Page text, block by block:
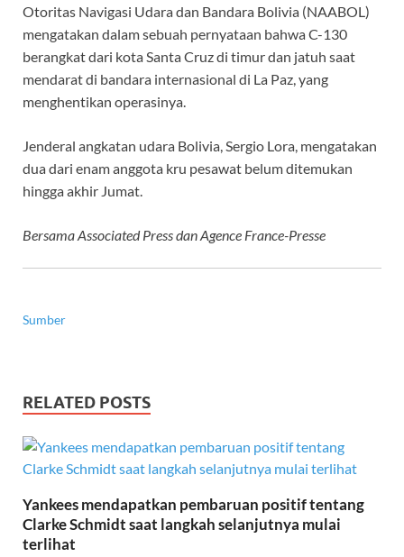
Otoritas Navigasi Udara dan Bandara Bolivia (NAABOL)
mengatakan dalam sebuah pernyataan bahwa C-130
berangkat dari kota Santa Cruz di timur dan jatuh saat
mendarat di bandara internasional di La Paz, yang
menghentikan operasinya.
Jenderal angkatan udara Bolivia, Sergio Lora, mengatakan
dua dari enam anggota kru pesawat belum ditemukan
hingga akhir Jumat.
Bersama Associated Press dan Agence France-Presse
Sumber
RELATED POSTS
Yankees mendapatkan pembaruan positif tentang
Clarke Schmidt saat langkah selanjutnya mulai
terlihat